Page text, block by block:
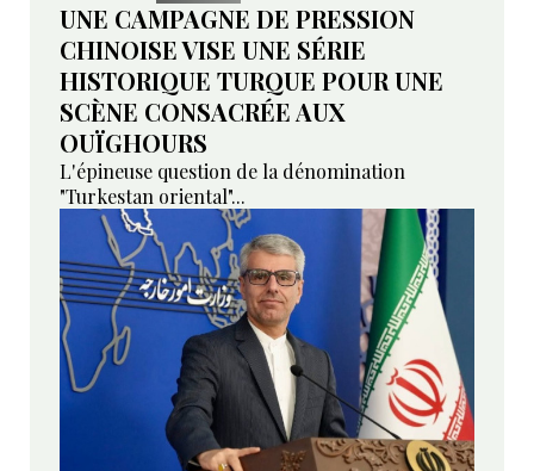
UNE CAMPAGNE DE PRESSION
CHINOISE VISE UNE SÉRIE
HISTORIQUE TURQUE POUR UNE
SCÈNE CONSACRÉE AUX
OUÏGHOURS
L'épineuse question de la dénomination
"Turkestan oriental"...